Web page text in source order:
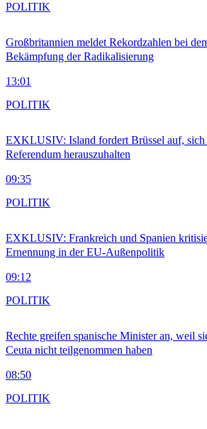
Großbritannien meldet Rekordzahlen bei
Bekämpfung der Radikalisierung
13:01
POLITIK
EXKLUSIV: Island fordert Brüssel auf, sich
Referendum herauszuhalten
09:35
POLITIK
EXKLUSIV: Frankreich und Spanien
Ernennung in der EU-Außenpolitik
09:12
POLITIK
Rechte greifen spanische Minister an, weil
Ceuta nicht teilgenommen haben
08:50
POLITIK
POLITIK